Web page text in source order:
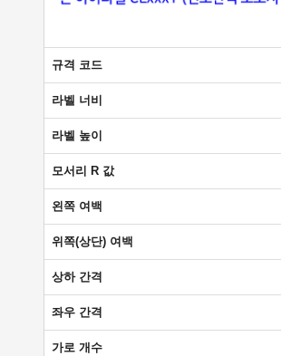
규격 코드
라벨 너비
라벨 높이
모서리 R 값
왼쪽 여백
위쪽(상단) 여백
상하 간격
좌우 간격
가로 개수